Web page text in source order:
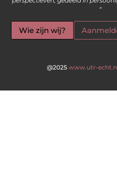
“
Wie zijn wij?
@2025 www.utr-